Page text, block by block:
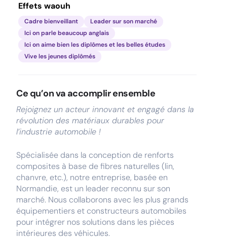
Effets waouh
Cadre bienveillant
Leader sur son marché
Ici on parle beaucoup anglais
Ici on aime bien les diplômes et les belles études
Vive les jeunes diplômés
Ce qu’on va accomplir ensemble
Rejoignez un acteur innovant et engagé dans la
révolution des matériaux durables pour
l’industrie automobile !
Spécialisée dans la conception de renforts
composites à base de fibres naturelles (lin,
chanvre, etc.), notre entreprise, basée en
Normandie, est un leader reconnu sur son
marché. Nous collaborons avec les plus grands
équipementiers et constructeurs automobiles
pour intégrer nos solutions dans les pièces
intérieures des véhicules.